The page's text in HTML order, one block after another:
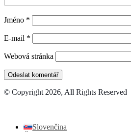
Jméno *
E-mail *
Webová stránka
© Copyright 2026, All Rights Reserved
Slovenčina